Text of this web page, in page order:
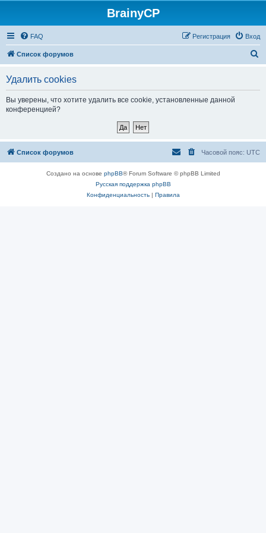
BrainyCP
FAQ Вход
Регистрация
Список форумов
Удалить cookies
Вы уверены, что хотите удалить все cookie, установленные данной
конференцией?
Список форумов Часовой пояс: UTC
Создано на основе phpBB® Forum Software © phpBB Limited
Русская поддержка phpBB
Конфиденциальность| Правила